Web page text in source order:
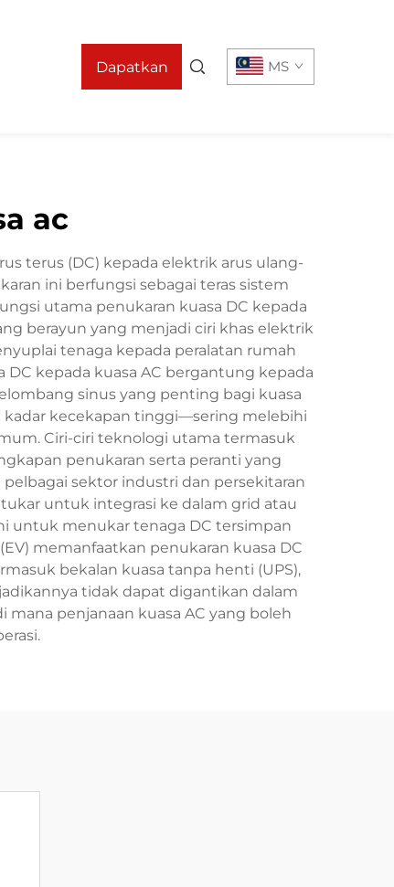
Dapatkan MS
ac
terus (DC) kepada elektrik arus ulang-
ini berfungsi sebagai teras sistem
utama penukaran kuasa DC kepada
berayun yang menjadi ciri khas elektrik
tenaga kepada peralatan rumah
kepada kuasa AC bergantung kepada
sinus yang penting bagi kuasa
kadar kecekapan tinggi—sering melebihi
Ciri-ciri teknologi utama termasuk
penukaran serta peranti yang
sektor industri dan persekitaran
untuk integrasi ke dalam grid atau
untuk menukar tenaga DC tersimpan
memanfaatkan penukaran kuasa DC
bekalan kuasa tanpa henti (UPS),
tidak dapat digantikan dalam
penjanaan kuasa AC yang boleh